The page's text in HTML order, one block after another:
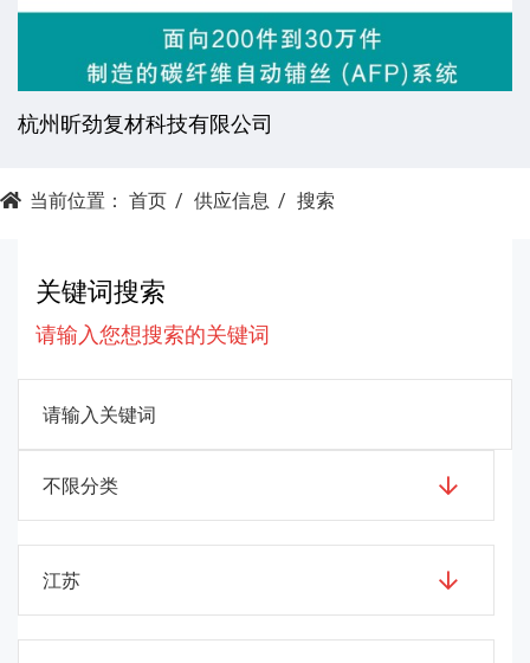
杭州昕劲复材科技有限公司
当前位置： 首页 供应信息 搜索
关键词搜索
请输入您想搜索的关键词
不限分类
江苏